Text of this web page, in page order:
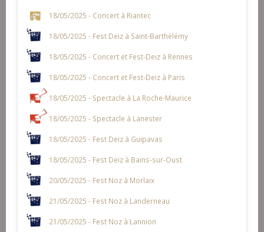
18/05/2025 - Concert à Riantec
18/05/2025 - Fest Deiz à Saint-Barthélémy
18/05/2025 - Concert et Fest-Deiz à Rennes
18/05/2025 - Concert et Fest-Deiz à Paris
18/05/2025 - Spectacle à La Roche-Maurice
18/05/2025 - Spectacle à Lanester
18/05/2025 - Fest Deiz à Guipavas
18/05/2025 - Fest Deiz à Bains-sur-Oust
20/05/2025 - Fest Noz à Morlaix
21/05/2025 - Fest Noz à Landerneau
21/05/2025 - Fest Noz à Lannion